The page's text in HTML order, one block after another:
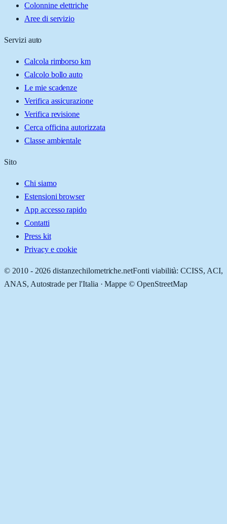
Colonnine elettriche
Aree di servizio
Servizi auto
Calcola rimborso km
Calcolo bollo auto
Le mie scadenze
Verifica assicurazione
Verifica revisione
Cerca officina autorizzata
Classe ambientale
Sito
Chi siamo
Estensioni browser
App accesso rapido
Contatti
Press kit
Privacy e cookie
© 2010 - 2026 distanzechilometriche.netFonti viabilità: CCISS, ACI,
ANAS, Autostrade per l'Italia · Mappe © OpenStreetMap